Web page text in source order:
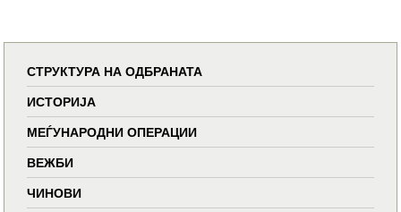
СТРУКТУРА НА ОДБРАНАТА
ИСТОРИЈА
МЕЃУНАРОДНИ ОПЕРАЦИИ
ВЕЖБИ
ЧИНОВИ